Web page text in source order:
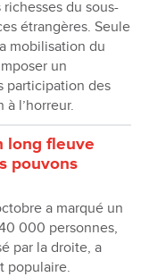
du sous-
étrangères. Seule
mobilisation du
un
participation des
l’horreur.
long fleuve
pouvons
a marqué un
000 personnes,
par la droite, a
populaire.